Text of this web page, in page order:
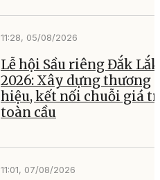
11:28, 05/08/2026
Lễ hội Sầu riêng Đắk Lắk
2026: Xây dựng thương
hiệu, kết nối chuỗi giá
toàn cầu
11:01, 07/08/2026